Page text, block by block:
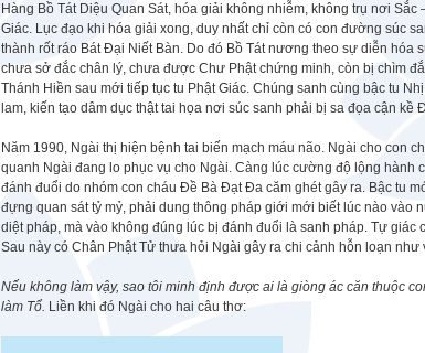
Hàng Bồ Tát Diệu Quan Sát, hóa giải không nhiễm, không trụ nơi
Giác. Lục đạo khi hóa giải xong, duy nhất chỉ còn có con đường súc
thành rốt ráo Bát Đại Niết Bàn. Do đó Bồ Tát nương theo sự diễn
chưa sở đắc chân lý, chưa được Chư Phật chứng minh, còn bị chìm
Thánh Hiền sau mới tiếp tục tu Phật Giác. Chúng sanh cùng bậc tu
lam, kiến tạo dâm dục thật tai họa nơi súc sanh phải bị sa đọa cận kề
Năm 1990, Ngài thị hiện bệnh tai biến mạch máu não. Ngài cho con
quanh Ngài đang lo phục vụ cho Ngài. Càng lúc cường độ lộng hành
đánh đuổi do nhóm con cháu Đề Bà Đạt Đa căm ghét gây ra. Bậc tu
đựng quan sát tỷ mỷ, phải dung thông pháp giới mới biết lúc nào vào
diệt pháp, mà vào không đúng lúc bị đánh đuổi là sanh pháp. Tự
Sau này có Chân Phật Tử thưa hỏi Ngài gây ra chi cảnh hỗn loạn như
Nếu không làm vậy, sao tôi minh định được ai là giòng ác căn thuộc
làm Tổ. Liền khi đó Ngài cho hai câu thơ: